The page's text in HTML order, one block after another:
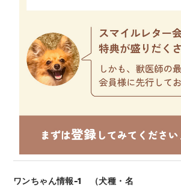
ワンちゃん情報-1 （犬種・名